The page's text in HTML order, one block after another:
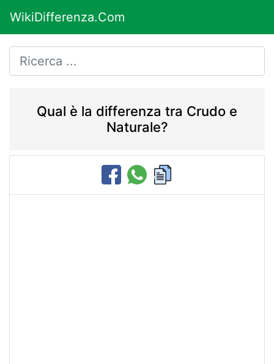
WikiDifferenza.Com
Qual è la differenza tra Crudo e
Naturale?